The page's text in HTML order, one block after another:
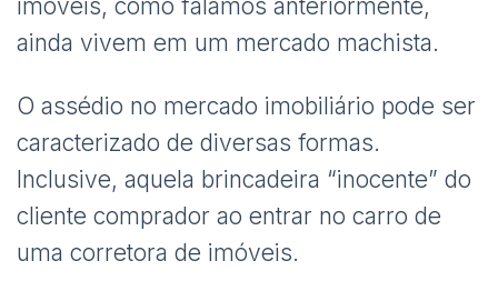
imóveis, como falamos anteriormente,
ainda vivem em um mercado machista.
O assédio no mercado imobiliário pode ser
caracterizado de diversas formas.
Inclusive, aquela brincadeira “inocente” do
cliente comprador ao entrar no carro de
uma corretora de imóveis.